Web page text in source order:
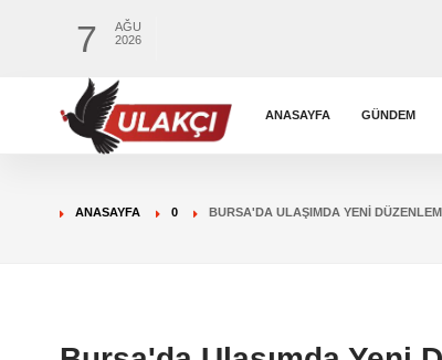
7
AĞU
2026
ANASAYFA GÜNDEM
ANASAYFA 0 BURSA'DA ULAŞIMDA YENI